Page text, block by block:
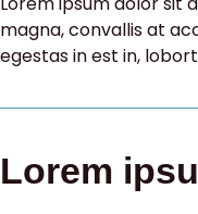
magna, convallis at
egestas in est in,
Lorem